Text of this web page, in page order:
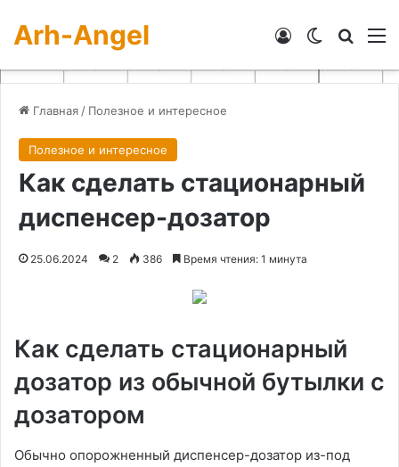
Arh-Angel Switch skin
Войти
Главная / Полезное и интересное
Полезное и интересное
Как сделать стационарный
диспенсер-дозатор
25.06.2024 2 386 Время чтения: 1 минута
Как сделать стационарный
дозатор из обычной бутылки с
дозатором
Обычно опорожненный диспенсер-дозатор из-под